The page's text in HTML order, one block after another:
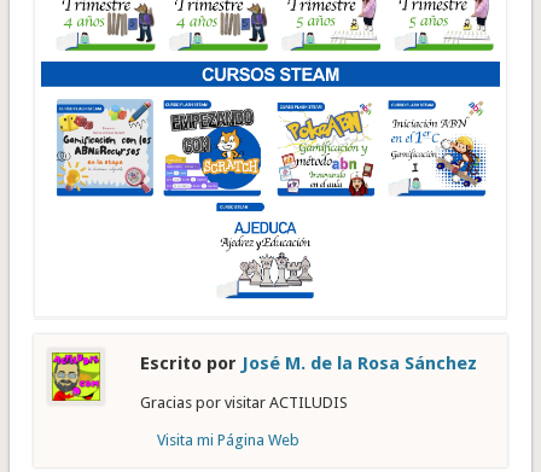
Escrito por José M. de la Rosa Sánchez
Gracias por visitar ACTILUDIS
Visita mi Página Web